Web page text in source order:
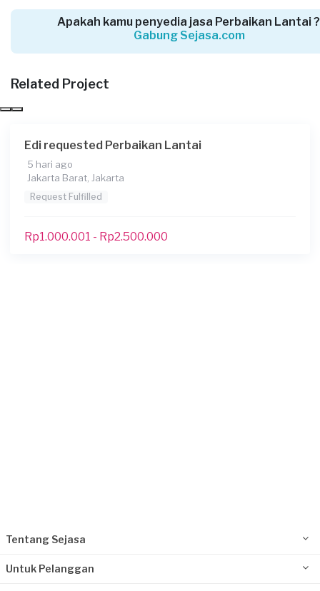
Jakarta Timur, Jakarta
Request Fulfilled
Jakarta Barat, Jakarta
Request Fulfilled
Apakah kamu penyedia jasa Perbaikan Lantai
Gabung Sejasa.com
Related Project
Edi requested Perbaikan Lantai
5 hari ago
Jakarta Barat, Jakarta
Request Fulfilled
Rp1.000.001 - Rp2.500.000
Tentang Sejasa
Untuk Pelanggan